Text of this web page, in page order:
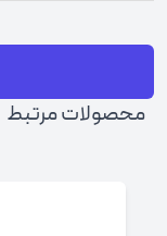
محصولات مرتبط